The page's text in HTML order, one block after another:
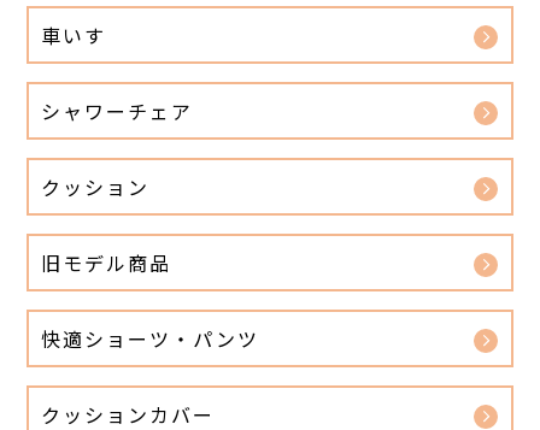
車いす
シャワーチェア
クッション
旧モデル商品
快適ショーツ・パンツ
クッションカバー